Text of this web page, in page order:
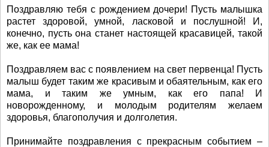
Поздравляю тебя с рождением дочери! Пусть малышка
растет здоровой, умной, ласковой и послушной! И,
конечно, пусть она станет настоящей красавицей, такой
же, как ее мама!
Поздравляем вас с появлением на свет первенца! Пусть
малыш будет таким же красивым и обаятельным, как его
мама, и таким же умным, как его папа! И
новорожденному, и молодым родителям желаем
здоровья, благополучия и долголетия.
Принимайте поздравления с прекрасным событием –